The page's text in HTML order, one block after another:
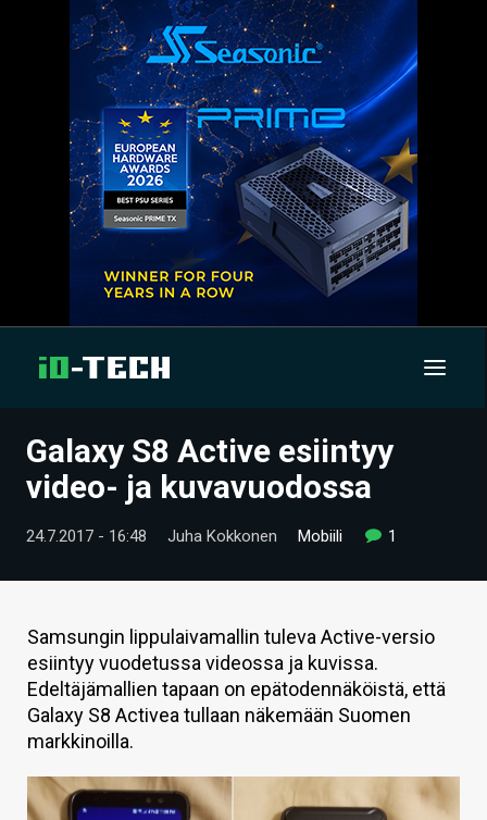
UUTISET
TIETOA
HINTA.FI
KAUPPA
VAIHDA TEEMA
Galaxy S8 Active esiintyy
video- ja kuvavuodossa
24.7.2017 - 16:48 Juha Kokkonen Mobiili 1
Samsungin lippulaivamallin tuleva Active-versio
esiintyy vuodetussa videossa ja kuvissa.
Edeltäjämallien tapaan on epätodennäköistä, että
Galaxy S8 Activea tullaan näkemään Suomen
markkinoilla.